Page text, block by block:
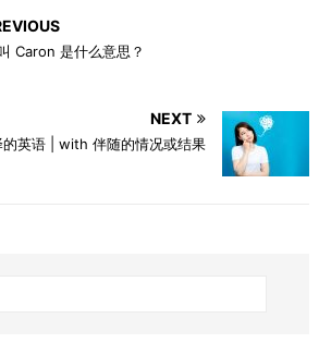
Caron 是什么意思？
NEXT
的英语 | with 伴随的情况或结果